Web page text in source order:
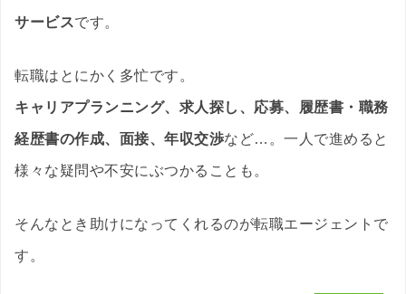
サービスです。
転職はとにかく多忙です。
キャリアプランニング、求人探し、応募、履歴書・職務
経歴書の作成、面接、年収交渉など…。一人で進めると
様々な疑問や不安にぶつかることも。
そんなとき助けになってくれるのが転職エージェントで
す。